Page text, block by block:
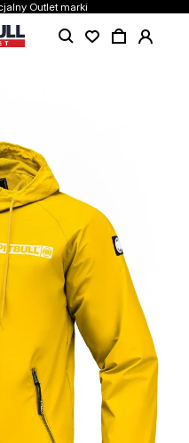
Outlet marki